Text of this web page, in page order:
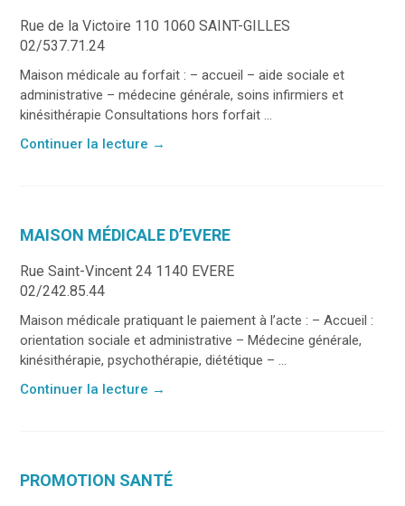
Rue de la Victoire 110 1060 SAINT-GILLES
02/537.71.24
Maison médicale au forfait : – accueil – aide sociale et
administrative – médecine générale, soins infirmiers et
kinésithérapie Consultations hors forfait ...
Continuer la lecture →
MAISON MÉDICALE D’EVERE
Rue Saint-Vincent 24 1140 EVERE
02/242.85.44
Maison médicale pratiquant le paiement à l’acte : – Accueil :
orientation sociale et administrative – Médecine générale,
kinésithérapie, psychothérapie, diététique – ...
Continuer la lecture →
PROMOTION SANTÉ